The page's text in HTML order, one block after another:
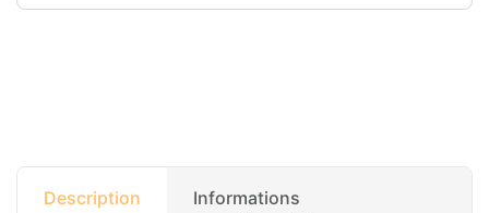
Description
Informations